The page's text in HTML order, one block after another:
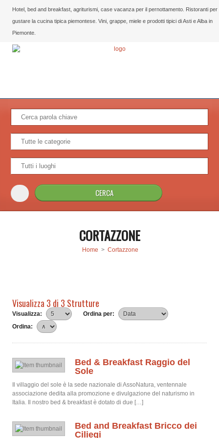
Hotel, bed and breakfast, agriturismi, case vacanza per il pernottamento. Ristoranti per
gustare la cucina tipica piemontese. Vini, grappe, miele e prodotti tipici di Asti e Alba in
Piemonte.
CORTAZZONE
Home > Cortazzone
Visualizza 3 di 3 Strutture
Visualizza:
Ordina per:
Ordina:
Bed & Breakfast Raggio del
Sole
Il villaggio del sole è la sede nazionale di AssoNatura, ventennale
associazione dedita alla promozione e divulgazione del naturismo in
Italia. Il nostro bed & breakfast è dotato di due […]
Bed and Breakfast Bricco dei
Ciliegi